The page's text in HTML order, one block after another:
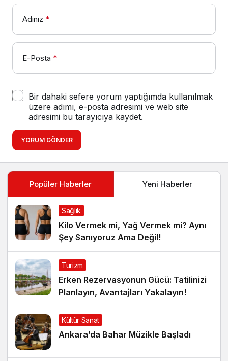
Adınız *
E-Posta *
Bir dahaki sefere yorum yaptığımda kullanılmak
üzere adımı, e-posta adresimi ve web site
adresimi bu tarayıcıya kaydet.
YORUM GÖNDER
Popüler Haberler Yeni Haberler
Sağlık
Kilo Vermek mi, Yağ Vermek mi? Aynı
Şey Sanıyoruz Ama Değil!
Turizm
Erken Rezervasyonun Gücü: Tatilinizi
Planlayın, Avantajları Yakalayın!
Kültür Sanat
Ankara’da Bahar Müzikle Başladı